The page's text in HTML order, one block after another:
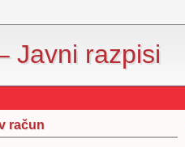
Javni razpisi
račun